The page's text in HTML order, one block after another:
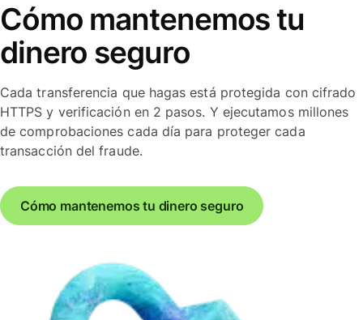
Cómo mantenemos tu
dinero seguro
Cada transferencia que hagas está protegida con cifrado
HTTPS y verificación en 2 pasos. Y ejecutamos millones
de comprobaciones cada día para proteger cada
transacción del fraude.
Cómo mantenemos tu dinero seguro